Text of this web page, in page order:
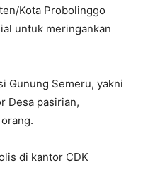
Kota Probolinggo
untuk meringankan
Gunung Semeru, yakni
Desa pasirian,
di kantor CDK